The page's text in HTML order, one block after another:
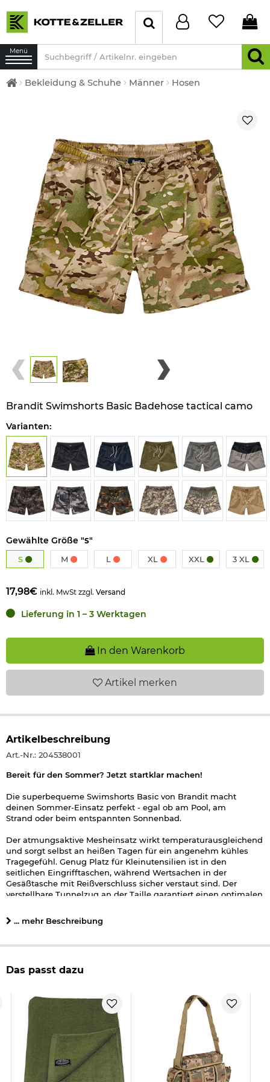
Menü
Bekleidung & Schuhe Männer Hosen
Brandit Swimshorts Basic Badehose tactical camo
Varianten:
Gewählte Größe "S"
S M L XL XXL 3 XL
17,98€ inkl. MwSt zzgl. Versand
Lieferung in 1 – 3 Werktagen
In den Warenkorb
Artikel merken
Artikelbeschreibung
Art.-Nr.: 204538001
Bereit für den Sommer? Jetzt startklar machen!
Die superbequeme Swimshorts Basic von Brandit macht
deinen Sommer-Einsatz perfekt - egal ob am Pool, am
Strand oder beim entspannten Sonnenbad.
Der atmungsaktive Mesheinsatz wirkt temperaturausgleichend
und sorgt selbst an heißen Tagen für ein angenehm kühles
Tragegefühl. Genug Platz für Kleinutensilien ist in den
seitlichen Eingrifftaschen, während Wertsachen in der
Gesäßtasche mit Reißverschluss sicher verstaut sind. Der
verstellbare Tunnelzug an der Taille garantiert einen optimalen
diesen vielen praktischen Details sorgt das markante
Camouflage-Design für einen Look mit Ansage.
Die funktionelle Swimshort Basic macht jeden Sommertag mit
Mesheinsatz
atmungsaktiv
seitliche Eingrifftaschen
Gesäßtasche mit Reißverschluss
Tunnelzug an der Taille
elastischer Bund
Material: 100 % Nylon
Farbe: tactical camo
... mehr Beschreibung
Das passt dazu